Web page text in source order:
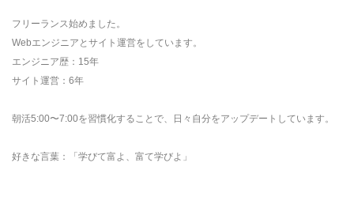
フリーランス始めました。
Webエンジニアとサイト運営をしています。
エンジニア歴：15年
サイト運営：6年
朝活5:00〜7:00を習慣化することで、日々自分をアップデートしています。
好きな言葉：「学びて富よ、富て学びよ」